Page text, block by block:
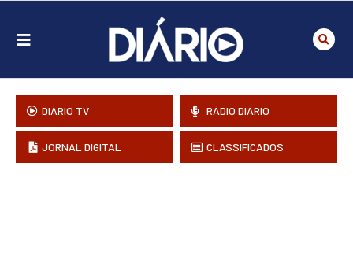
DIÁRIO TV RÁDIO DIÁRIO
JORNAL DIGITAL CLASSIFICADOS